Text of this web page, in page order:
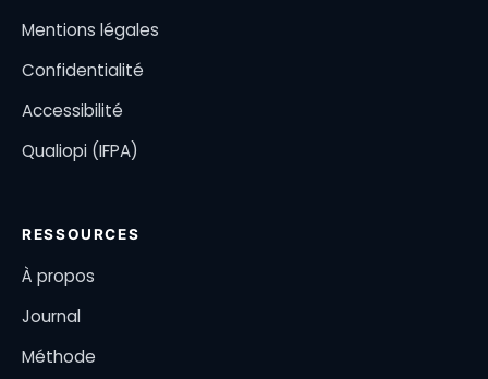
Mentions légales
Confidentialité
Accessibilité
Qualiopi (IFPA)
RESSOURCES
À propos
Journal
Méthode